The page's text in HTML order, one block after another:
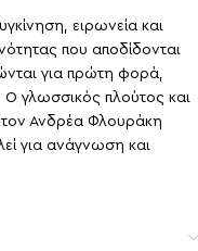
ειρωνεία και
που αποδίδονται
για πρώτη φορά,
γλωσσικός πλούτος και
Ανδρέα Φλουράκη
για ανάγνωση και